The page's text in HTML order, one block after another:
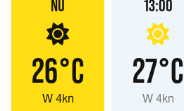
NU
26°C
W 4kn
13:00
27°C
W 4kn